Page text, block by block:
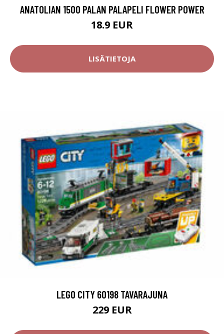
ANATOLIAN 1500 PALAN PALAPELI FLOWER POWER
18.9 EUR
LISÄTIETOJA
LEGO CITY 60198 TAVARAJUNA
229 EUR